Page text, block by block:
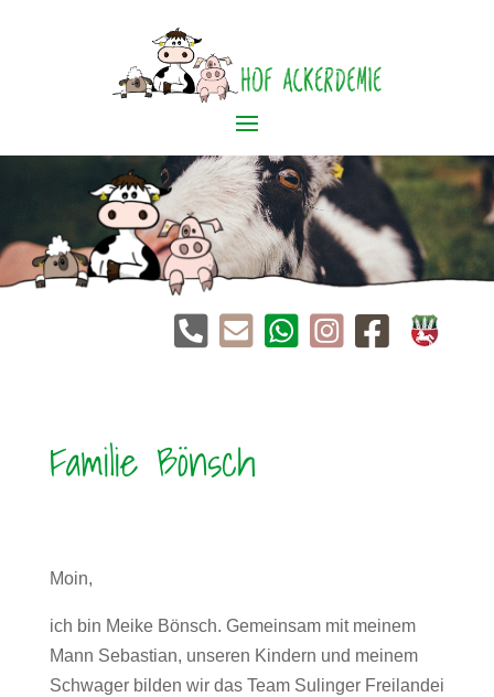





Familie Bönsch
Moin,
ich bin Meike Bönsch. Gemeinsam mit meinem
Mann Sebastian, unseren Kindern und meinem
Schwager bilden wir das Team Sulinger Freilandei